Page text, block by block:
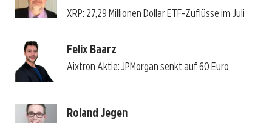
XRP: 27,29 Millionen Dollar ETF-Zuflüsse im Juli
Felix Baarz
Aixtron Aktie: JPMorgan senkt auf 60 Euro
Roland Jegen